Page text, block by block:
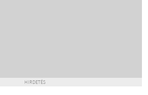
HIRDETÉS